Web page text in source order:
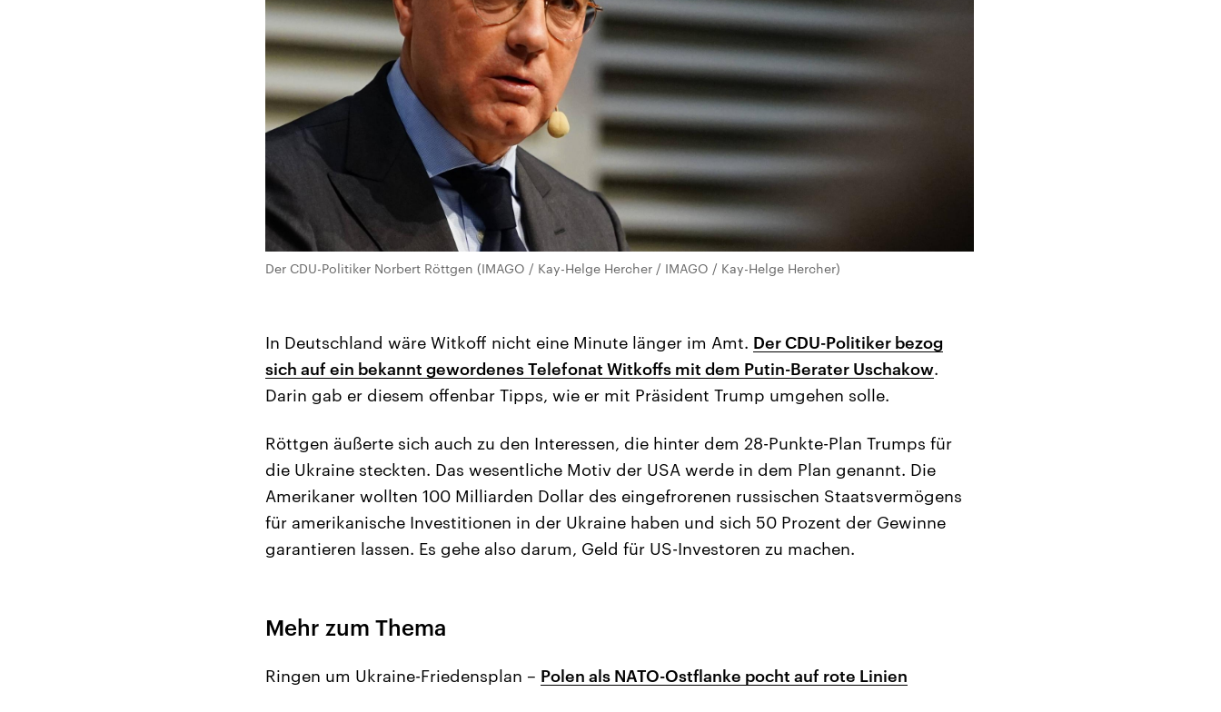
Der CDU-Politiker Norbert Röttgen (IMAGO / Kay-Helge Hercher / IMAGO / Kay-Helge Hercher)
In Deutschland wäre Witkoff nicht eine Minute länger im Amt. Der CDU-Politiker bezog
sich auf ein bekannt gewordenes Telefonat Witkoffs mit dem Putin-Berater Uschakow.
Darin gab er diesem offenbar Tipps, wie er mit Präsident Trump umgehen solle.
Röttgen äußerte sich auch zu den Interessen, die hinter dem 28-Punkte-Plan Trumps für
die Ukraine steckten. Das wesentliche Motiv der USA werde in dem Plan genannt. Die
Amerikaner wollten 100 Milliarden Dollar des eingefrorenen russischen Staatsvermögens
für amerikanische Investitionen in der Ukraine haben und sich 50 Prozent der Gewinne
garantieren lassen. Es gehe also darum, Geld für US-Investoren zu machen.
Mehr zum Thema
Ringen um Ukraine-Friedensplan – Polen als NATO-Ostflanke pocht auf rote Linien